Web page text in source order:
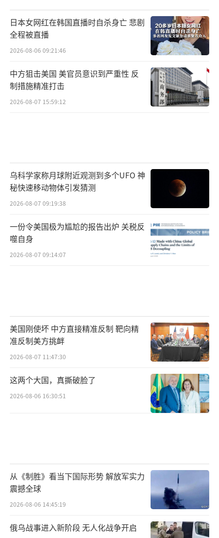
日本女网红在韩国直播时自杀身亡 悲剧
全程被直播
2026-08-06 09:21:46
中方狙击美国 美官员意识到严重性 反
制措施精准打击
2026-08-07 15:59:12
乌科学家称月球附近观测到多个UFO 神
秘快速移动物体引发猜测
2026-08-07 09:19:38
一份令美国极为尴尬的报告出炉 关税反
噬自身
2026-08-07 09:14:07
美国刚使坏 中方直接精准反制 靶向精
准反制美方挑衅
2026-08-07 11:47:30
这两个大国，真撕破脸了
2026-08-06 16:30:51
从《制胜》看当下国际形势 解放军实力
震撼全球
2026-08-06 14:45:19
俄乌战事进入新阶段 无人化战争开启